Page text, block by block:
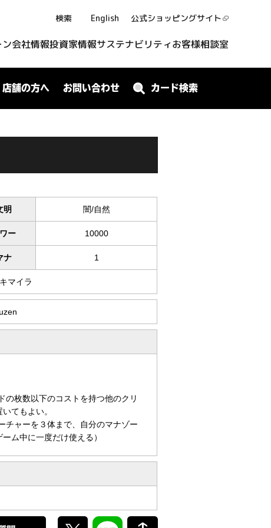
検索 English 公式ショッピングサイト
会社情報投資家情報サステナビリティお客様相談室
店舗の方へ お問い合わせ カード検索
明 闇/自然
ー 10000
ナ 1
マイラ
の枚数以下のコストを持つ他のクリ
てもよい。
チャーを３体まで、自分のマナゾー
ム中に一度だけ使える）